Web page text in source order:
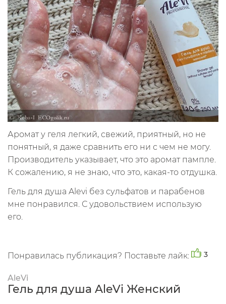
Аромат у геля легкий, свежий, приятный, но не
понятный, я даже сравнить его ни с чем не могу.
Производитель указывает, что это аромат пампле.
К сожалению, я не знаю, что это, какая-то отдушка.
Гель для душа Alevi без сульфатов и парабенов
мне понравился. С удовольствием использую
его.
Понравилась публикация? Поставьте лайк: 3
AleVi
Гель для душа AleVi Женский